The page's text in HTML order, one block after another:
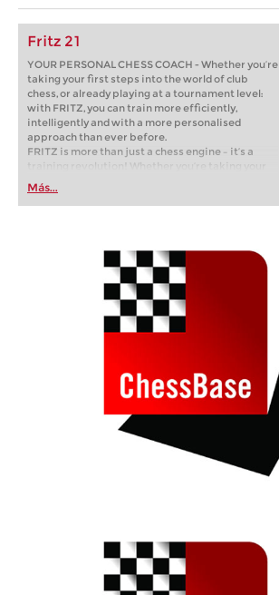
Fritz 21
YOUR PERSONAL CHESS COACH - Whether you’re
taking your first steps into the world of club
chess, or already playing at a tournament level:
with FRITZ, you can train more efficiently,
intelligently and with a more personalised
approach than ever before.
FRITZ is more than just a chess engine – it’s a
training revolution! Whether you’re taking your
first steps into the world of club chess, or already
playing at a tournament level: with FRITZ, you can
train more efficiently, intelligently and with a
Más...